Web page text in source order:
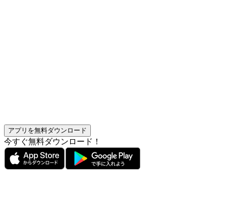
アプリを無料ダウンロード
今すぐ無料ダウンロード！